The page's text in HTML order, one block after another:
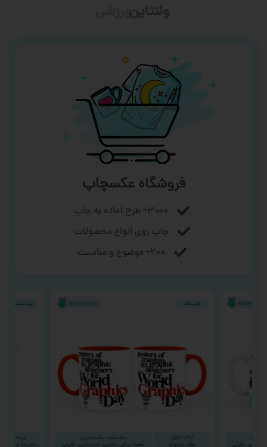
ورزشی
فروشگاه عکسچاپ
۳۰۰۰+ طرح آماده به چاپ
چاپ روی انواع محصولات
۲۰۰+ موضوع و مناسبت